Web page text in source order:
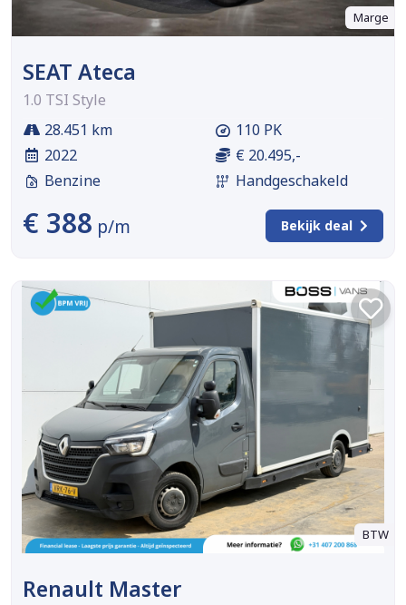
Marge
SEAT Ateca
1.0 TSI Style
28.451 km
2022
Benzine
110 PK
€ 20.495,-
Handgeschakeld
€ 388 p/m Bekijk deal
BTW
Renault Master